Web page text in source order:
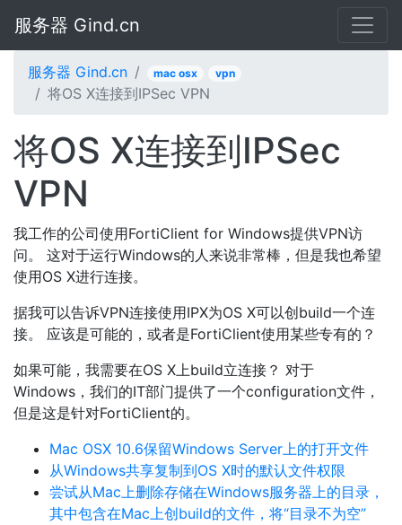
服务器 Gind.cn
服务器 Gind.cn mac osx vpn
将OS X连接到IPSec VPN
将OS X连接到IPSec
VPN
我工作的公司使用FortiClient for Windows提供VPN访
问。 这对于运行Windows的人来说非常棒，但是我也希望
使用OS X进行连接。
据我可以告诉VPN连接使用IPX为OS X可以创build一个连
接。 应该是可能的，或者是FortiClient使用某些专有的？
如果可能，我需要在OS X上build立连接？ 对于
Windows，我们的IT部门提供了一个configuration文件，
但是这是针对FortiClient的。
Mac OSX 10.6保留Windows Server上的打开文件
从Windows共享复制到OS X时的默认文件权限
尝试从Mac上删除存储在Windows服务器上的目录，
其中包含在Mac上创build的文件，将“目录不为空”